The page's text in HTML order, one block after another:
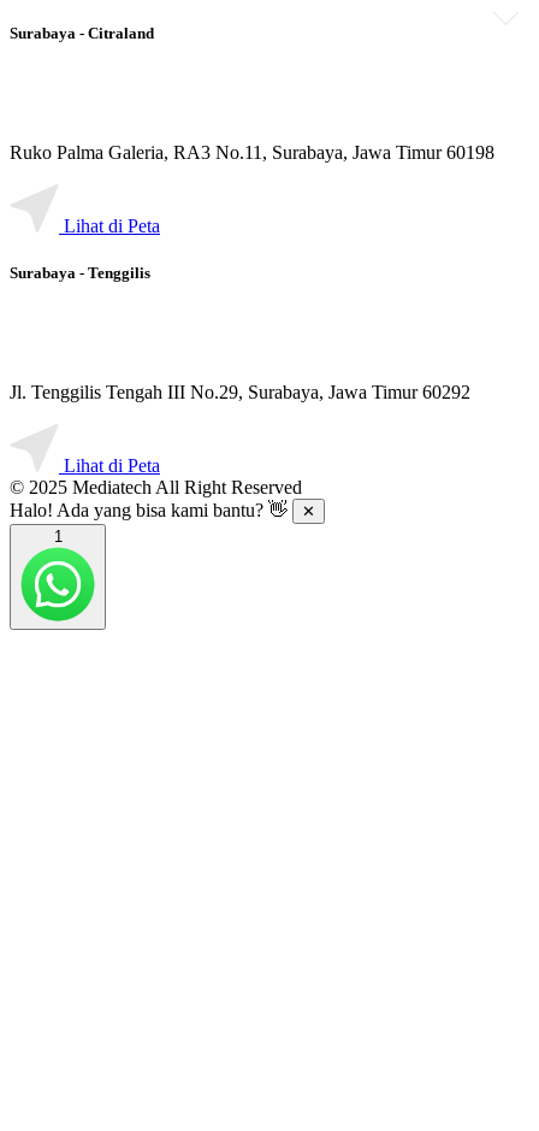
Surabaya - Citraland
Ruko Palma Galeria, RA3 No.11, Surabaya, Jawa Timur 60198
Lihat di Peta
Surabaya - Tenggilis
Jl. Tenggilis Tengah III No.29, Surabaya, Jawa Timur 60292
Lihat di Peta
© 2025 Mediatech All Right Reserved
Halo! Ada yang bisa kami bantu? 👋
✕
1